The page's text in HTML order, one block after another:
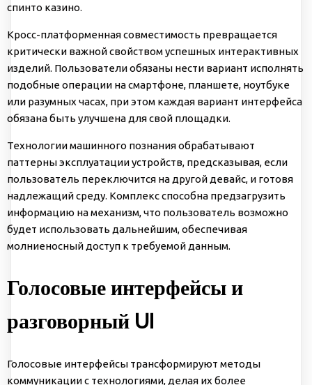
спинто казино.
Кросс-платформенная совместимость превращается
критически важной свойством успешных интерактивных
изделий. Пользователи обязаны нести вариант исполнять
подобные операции на смартфоне, планшете, ноутбуке
или разумных часах, при этом каждая вариант интерфейса
обязана быть улучшена для свой площадки.
Технологии машинного познания обрабатывают
паттерны эксплуатации устройств, предсказывая, если
пользователь переключится на другой девайс, и готовя
надлежащий среду. Комплекс способна предзагрузить
информацию на механизм, что пользователь возможно
будет использовать дальнейшим, обеспечивая
молниеносный доступ к требуемой данным.
Голосовые интерфейсы и
разговорный UI
Голосовые интерфейсы трансформируют методы
коммуникации с технологиями, делая их более